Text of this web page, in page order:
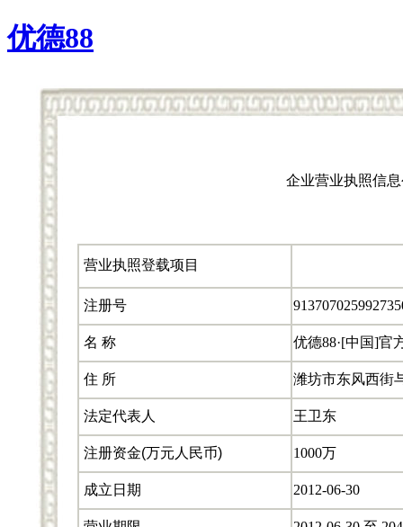
优德88
企业营业执照信
营业执照登载项目
注册号
名 称 优德88·[中国]官
住 所 潍坊市东风西街
法定代表人 王卫东
注册资金(万元人民币) 1000万
成立日期 2012-06-30